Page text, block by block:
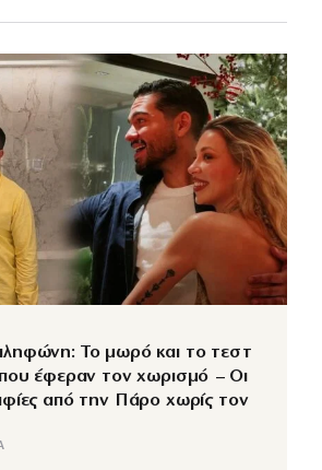
Το μωρό και το τεστ
έφεραν τον χωρισμό – Οι
από την Πάρο χωρίς τον